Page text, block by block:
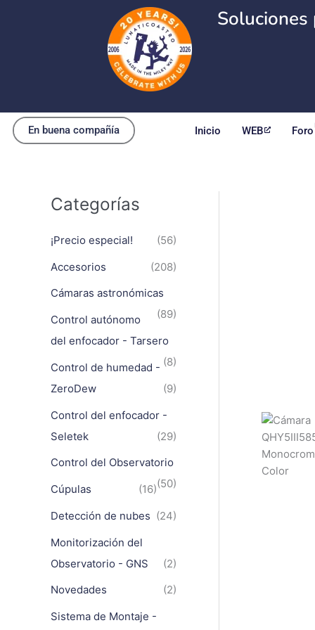
En buena compañía Inicio WEB Foro
Categorías
¡Precio especial!
(56)
Accesorios
(208)
Cámaras astronómicas
(89)
Control autónomo
del enfocador - Tarsero
(8)
Control de humedad -
ZeroDew
(9)
Control del enfocador -
Seletek
(29)
Control del Observatorio
(50)
Cúpulas
(16)
Detección de nubes (24)
Monitorización del
Observatorio - GNS
(2)
Novedades
(2)
Sistema de Montaje -